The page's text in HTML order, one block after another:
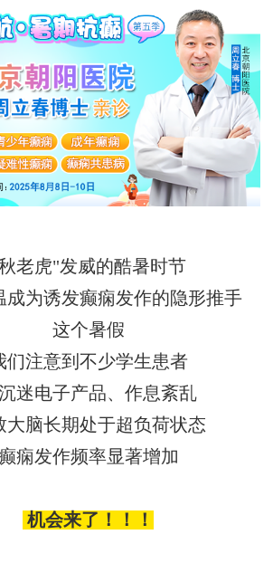
老虎"发威的酷暑时节
成为诱发癫痫发作的隐形推手
这个暑假
们注意到不少学生患者
迷电子产品、作息紊乱
大脑长期处于超负荷状态
痫发作频率显著增加
机会来了！！！